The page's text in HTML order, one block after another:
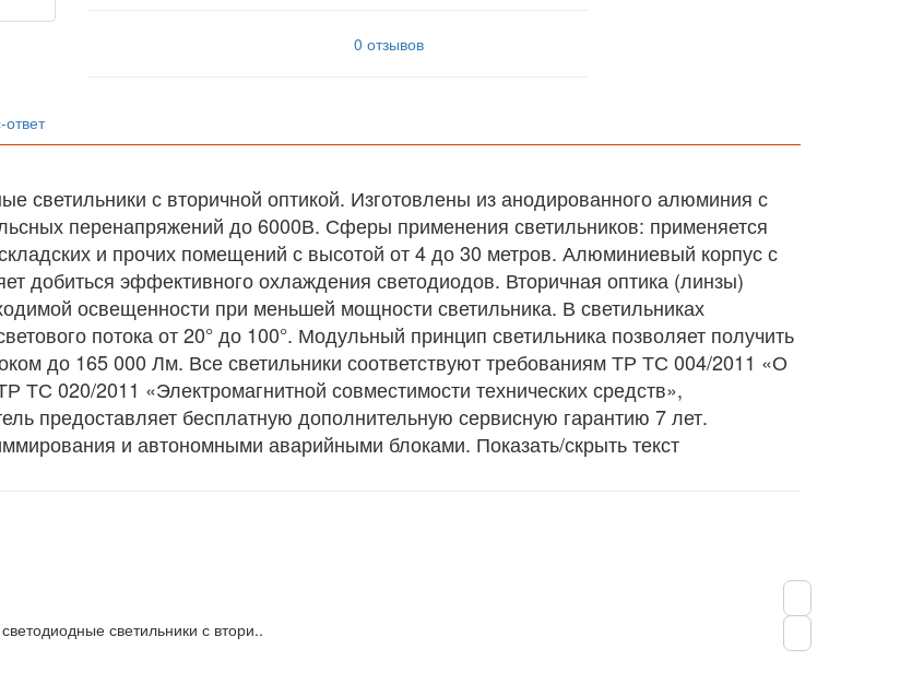
0 отзывов
с вторичной оптикой. Изготовлены из анодированного алюминия с
перенапряжений до 6000В. Сферы применения светильников: применяется
и прочих помещений с высотой от 4 до 30 метров. Алюминиевый корпус с
добиться эффективного охлаждения светодиодов. Вторичная оптика (линзы)
освещенности при меньшей мощности светильника. В светильниках
потока от 20° до 100°. Модульный принцип светильника позволяет получить
до 165 000 Лм. Все светильники соответствуют требованиям ТР ТС 004/2011 «О
ТС 020/2011 «Электромагнитной совместимости технических средств»,
предоставляет бесплатную дополнительную сервисную гарантию 7 лет.
и автономными аварийными блоками. Показать/скрыть текст
светильники с втори..